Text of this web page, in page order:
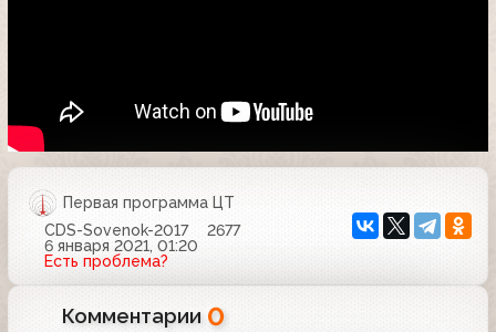
Первая программа ЦТ
CDS-Sovenok-2017
2677
6 января 2021, 01:20
Есть проблема?
Комментарии 0